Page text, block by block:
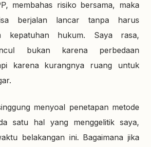
membahas risiko bersama, maka
berjalan lancar tanpa harus
kepatuhan hukum. Saya rasa,
bukan karena perbedaan
karena kurangnya ruang untuk
menyoal penetapan metode
satu hal yang menggelitik saya,
belakangan ini. Bagaimana jika